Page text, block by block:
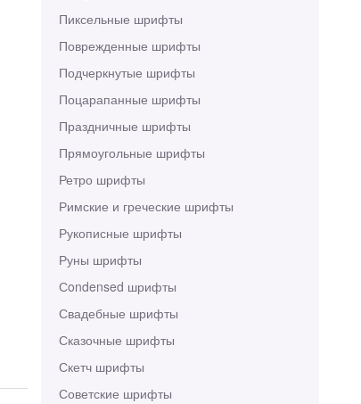
Пиксельные шрифты
Поврежденные шрифты
Подчеркнутые шрифты
Поцарапанные шрифты
Праздничные шрифты
Прямоугольные шрифты
Ретро шрифты
Римские и греческие шрифты
Рукописные шрифты
Руны шрифты
Сondensed шрифты
Свадебные шрифты
Сказочные шрифты
Скетч шрифты
Советские шрифты